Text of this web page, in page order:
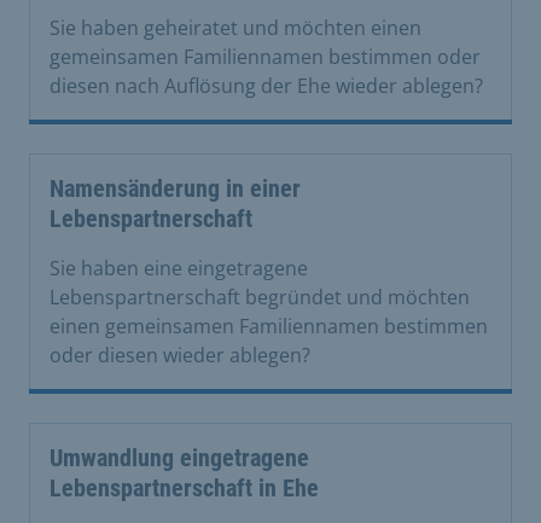
Sie haben geheiratet und möchten einen
gemeinsamen Familiennamen bestimmen oder
diesen nach Auflösung der Ehe wieder ablegen?
Namensänderung in einer
Lebenspartnerschaft
Sie haben eine eingetragene
Lebenspartnerschaft begründet und möchten
einen gemeinsamen Familiennamen bestimmen
oder diesen wieder ablegen?
Umwandlung eingetragene
Lebenspartnerschaft in Ehe